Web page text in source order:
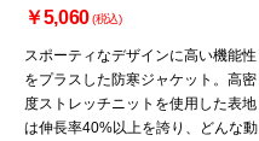
￥5,060(税込)
スポーティなデザインに高い機能性
をプラスした防寒ジャケット。高密
度ストレッチニットを使用した表地
は伸長率40%以上を誇り、どんな動